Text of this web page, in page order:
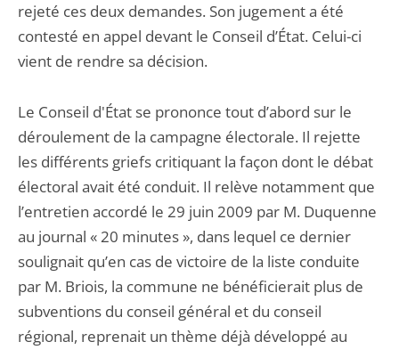
rejeté ces deux demandes. Son jugement a été
contesté en appel devant le Conseil d’État. Celui-ci
vient de rendre sa décision.
Le Conseil d'État se prononce tout d’abord sur le
déroulement de la campagne électorale. Il rejette
les différents griefs critiquant la façon dont le débat
électoral avait été conduit. Il relève notamment que
l’entretien accordé le 29 juin 2009 par M. Duquenne
au journal « 20 minutes », dans lequel ce dernier
soulignait qu’en cas de victoire de la liste conduite
par M. Briois, la commune ne bénéficierait plus de
subventions du conseil général et du conseil
régional, reprenait un thème déjà développé au